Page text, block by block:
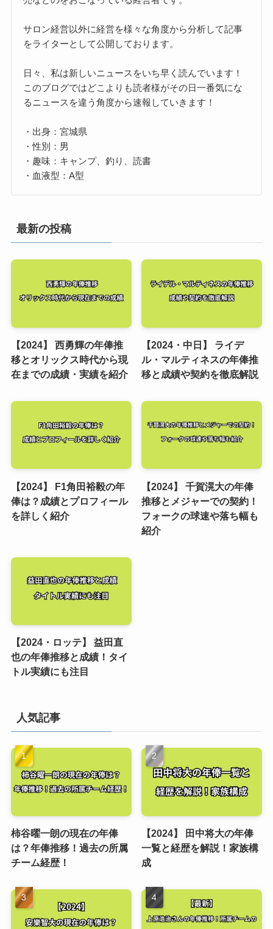
サロン経営以外に経営を様々な角度から分析して記事
をライターとして公開しております。
日々、私は新しいニュースをいち早く読んでいます！
このブログではどこよりも読者様がその日一番気にな
るニュースを違う角度から速報していきます！
・出身：宮城県
・性別：男
・趣味：キャンプ、釣り、読書
・血液型：A型
最新の投稿
【2024】 西勇輝の年俸推
移とオリックス時代から現
在までの成績・実績を紹介
【2024・中日】 ライデ
ル・マルティネスの年俸推
移と成績や契約を徹底解説
【2024】 F1角田裕毅の年
俸は？成績とプロフィール
を詳しく紹介
【2024】 千賀滉大の年俸
推移とメジャーでの契約！
フォークの球速や落ち幅も
紹介
【2024・ロッテ】 益田直
也の年俸推移と成績！タイ
トル実績にも注目
人気記事
柿谷曜一朗の現在の年俸
は？年俸推移！過去の所属
チーム経歴！
【2024】 田中将大の年俸
一覧と経歴を解説！家族構
成